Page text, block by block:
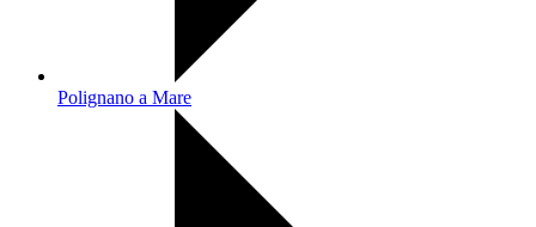
Polignano a Mare